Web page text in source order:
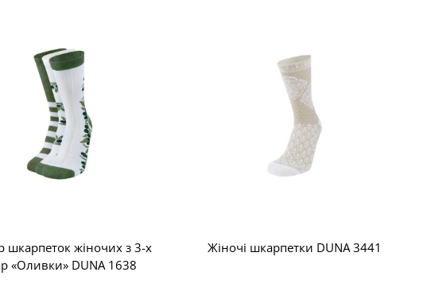
шкарпеток жіночих з 3-х
«Оливки» DUNA 1638
Жіночі шкарпетки DUNA 3441